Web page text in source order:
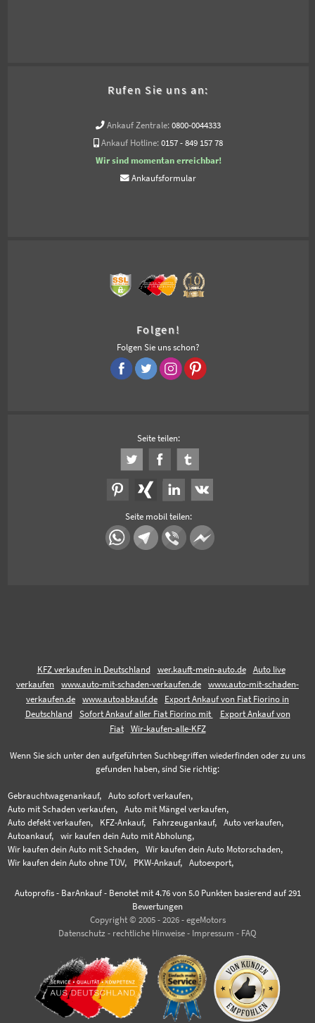
Rufen Sie uns an:
Ankauf Zentrale: 0800-0044333
Ankauf Hotline: 0157 - 849 157 78
Wir sind momentan erreichbar!
Ankaufsformular
Folgen!
Folgen Sie uns schon?
Seite teilen:
Seite mobil teilen:
KFZ verkaufen in Deutschland wer.kauft-mein-auto.de
Auto live
verkaufen
www.auto-mit-schaden-verkaufen.de
www.auto-mit-schaden-
verkaufen.de
www.autoabkauf.de
Export Ankauf von Fiat Fiorino in
Deutschland
Sofort Ankauf aller Fiat Fiorino mit
Export Ankauf von
Fiat
Wir-kaufen-alle-KFZ
Wenn Sie sich unter den aufgeführten Suchbegriffen wiederfinden oder zu uns
gefunden haben, sind Sie richtig:
Gebrauchtwagenankauf,
Auto sofort verkaufen,
Auto mit Schaden verkaufen,
Auto mit Mängel verkaufen,
Auto defekt verkaufen,
KFZ-Ankauf, Fahrzeugankauf,
Auto verkaufen,
Autoankauf,
wir kaufen dein Auto mit Abholung,
Wir kaufen dein Auto mit Schaden,
Wir kaufen dein Auto Motorschaden,
Wir kaufen dein Auto ohne TÜV,
PKW-Ankauf, Autoexport,
Autoprofis - BarAnkauf- Benotet mit 4.76von 5.0 Punkten basierend auf 291
Bewertungen
Copyright © 2005 - 2026 - egeMotors
Datenschutz - rechtliche Hinweise - Impressum - FAQ